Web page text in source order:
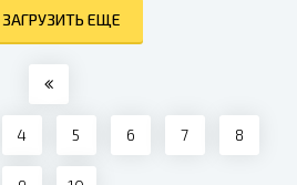
сотрудник. Жаль только, что
начальник уже уверен в
обратном. Холодный,
ЗАГРУЗИТЬ ЕЩЕ
4 5 6 7 8